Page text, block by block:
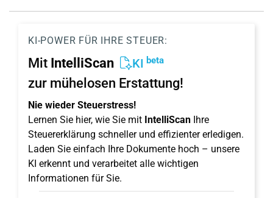
KI-POWER FÜR IHRE STEUER:
Mit IntelliScan KI beta
zur mühelosen Erstattung!
Nie wieder Steuerstress!
Lernen Sie hier, wie Sie mit IntelliScan Ihre
Steuererklärung schneller und effizienter erledigen.
Laden Sie einfach Ihre Dokumente hoch – unsere
KI erkennt und verarbeitet alle wichtigen
Informationen für Sie.